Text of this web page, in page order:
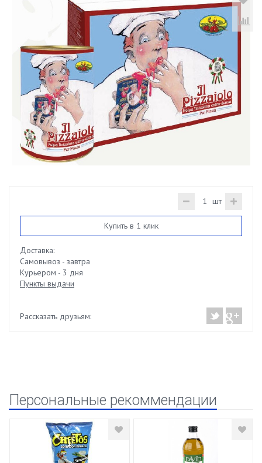
шт
Купить в 1 клик
Доставка:
Самовывоз - завтра
Курьером - 3 дня
Пункты выдачи
Рассказать друзьям:
Персональные рекоммендации